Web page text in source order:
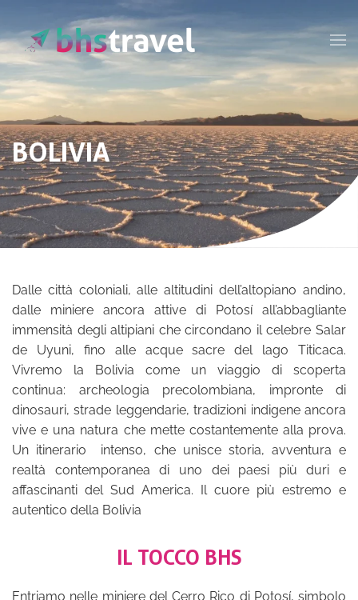
Passa al contenuto principale
BOLIVIA
Dalle città coloniali, alle altitudini dell’altopiano andino,
dalle miniere ancora attive di Potosí all’abbagliante
immensità degli altipiani che circondano il celebre Salar
de Uyuni, fino alle acque sacre del lago Titicaca.
Vivremo la Bolivia come un viaggio di scoperta
continua: archeologia precolombiana, impronte di
dinosauri, strade leggendarie, tradizioni indigene ancora
vive e una natura che mette costantemente alla prova.
Un itinerario intenso, che unisce storia, avventura e
realtà contemporanea di uno dei paesi più duri e
affascinanti del Sud America. Il cuore più estremo e
autentico della Bolivia
IL TOCCO BHS
Entriamo nelle miniere del Cerro Rico di Potosí, simbolo